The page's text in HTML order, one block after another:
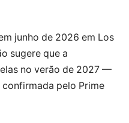
junho de 2026 em Los
sugere que a
no verão de 2027 —
pelo Prime